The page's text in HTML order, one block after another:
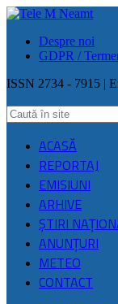
Despre noi
GDPR /
ISSN 2734 - 7915 |
ACASĂ
REPORTAJ
EMISIUNI
ARHIVE
ŞTIRI
ANUNȚURI
METEO
CONTACT